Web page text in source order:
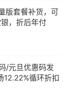
版套餐补货，可
，折后年付
/元旦优惠码发
12.22%循环折扣